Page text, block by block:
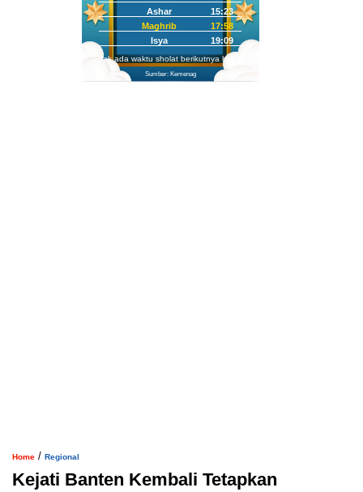
Ashar
15:23
Maghrib
17:58
Isya
19:09
Tidak ada waktu sholat berikutnya hari ini.
Sumber: Kemenag
Home / Regional
Kejati Banten Kembali Tetapkan